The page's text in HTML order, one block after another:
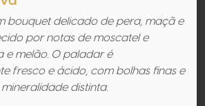
bouquet delicado de pera, maçã e
por notas de moscatel e
e melão. O paladar é
fresco e ácido, com bolhas finas e
distinta.